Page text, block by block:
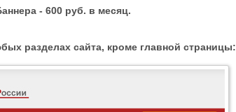
- 600 руб. в месяц.
разделах сайта, кроме главной страницы: